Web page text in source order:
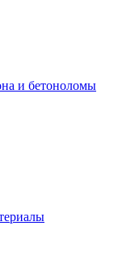
и бетоноломы